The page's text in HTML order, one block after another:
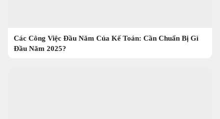
Các Công Việc Đầu Năm Của Kế Toán: Cần Chuẩn Bị Gì
Đầu Năm 2025?